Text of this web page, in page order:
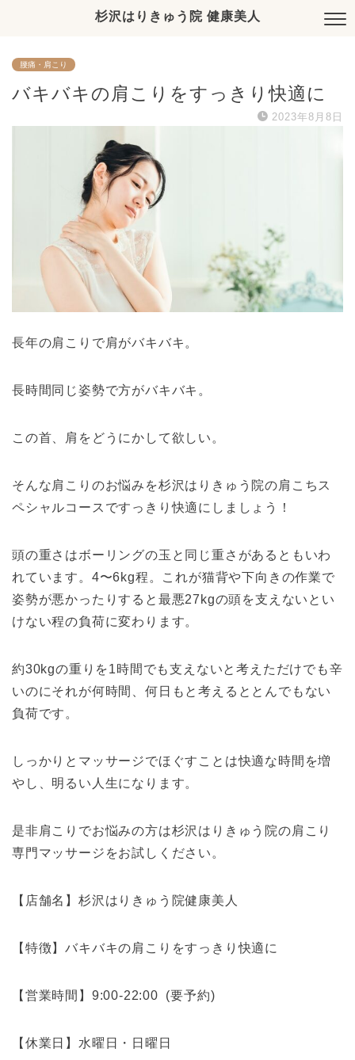
杉沢はりきゅう院 健康美人
腰痛・肩こり
バキバキの肩こりをすっきり快適に
2023年8月8日
長年の肩こりで肩がバキバキ。
長時間同じ姿勢で方がバキバキ。
この首、肩をどうにかして欲しい。
そんな肩こりのお悩みを杉沢はりきゅう院の肩こちス
ペシャルコースですっきり快適にしましょう！
頭の重さはボーリングの玉と同じ重さがあるともいわ
れています。 4〜6kg程。これが猫背や下向きの作業で
姿勢が悪かったりすると最悪27kgの頭を支えないとい
けない程の負荷に変わります。
約30kgの重りを1時間でも支えないと考えただけでも辛
いのにそれが何時間、何日もと考えるととんでもない
負荷です。
しっかりとマッサージでほぐすことは快適な時間を増
やし、明るい人生になります。
是非肩こりでお悩みの方は杉沢はりきゅう院の肩こり
専門マッサージをお試しください。
【店舗名】杉沢はりきゅう院健康美人
【特徴】バキバキの肩こりをすっきり快適に
【営業時間】 9:00-22:00 (要予約)
【休業日】水曜日・日曜日